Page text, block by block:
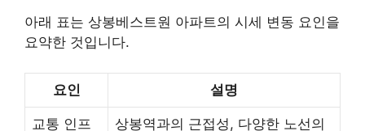
아래 표는 상봉베스트원 아파트의 시세 변동 요인을
요약한 것입니다.
요인 설명
교통 인프 상봉역과의 근접성, 다양한 노선의